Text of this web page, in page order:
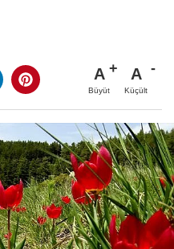
A
Büyüt
A
Küçült